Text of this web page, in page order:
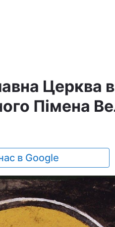
Церква
Пімена
в Google